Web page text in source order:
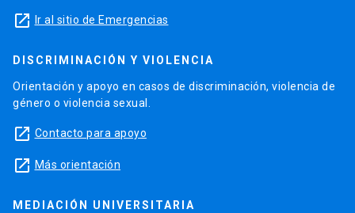
launch Ir al sitio de Emergencias
DISCRIMINACIÓN Y VIOLENCIA
Orientación y apoyo en casos de discriminación, violencia de
género o violencia sexual.
launch Contacto para apoyo
launch Más orientación
MEDIACIÓN UNIVERSITARIA